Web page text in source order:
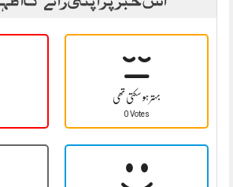
بہتر ہو سکتی تھی
0 Votes